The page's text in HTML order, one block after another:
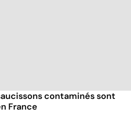
contaminés sont
France